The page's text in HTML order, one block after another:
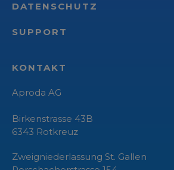
DATENSCHUTZ
SUPPORT
KONTAKT
Aproda AG
Birkenstrasse 43B
6343 Rotkreuz
Zweigniederlassung St. Gallen